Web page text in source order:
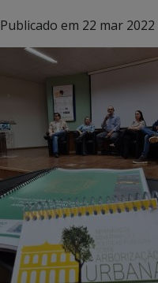
Publicado em 22 mar 2022